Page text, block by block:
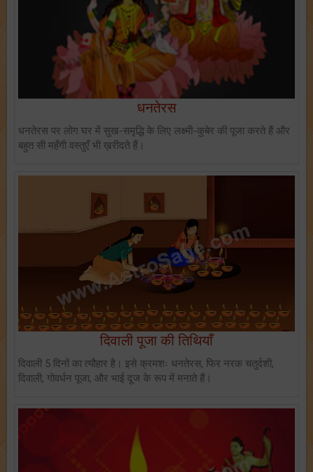
धनतेरस
धनतेरस पर लोग घर में सुख-समृद्धि के लिए लक्ष्मी-कुबेर की पूजा करते हैं और
बहुत सी महँगी वस्तुएँ भी ख़रीदते हैं।
दिवाली पूजा की तिथियाँ
दिवाली 5 दिनों का त्यौहार है। इसे क्रमशः धनतेरस, फिर नरक चतुर्दशी,
दिवाली, गोवर्धन पूजा, और भाई दूज के रूप में मनाते हैं।